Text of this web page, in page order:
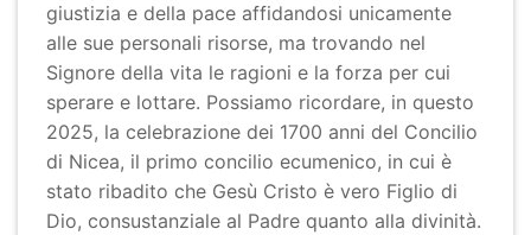
giustizia e della pace affidandosi unicamente
alle sue personali risorse, ma trovando nel
Signore della vita le ragioni e la forza per cui
sperare e lottare. Possiamo ricordare, in questo
2025, la celebrazione dei 1700 anni del Concilio
di Nicea, il primo concilio ecumenico, in cui è
stato ribadito che Gesù Cristo è vero Figlio di
Dio, consustanziale al Padre quanto alla divinità.